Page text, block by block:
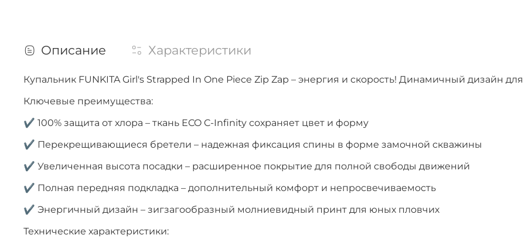
Описание Характеристики
Купальник FUNKITA Girl's Strapped In One Piece Zip Zap – энергия и скорость! Динамичный дизайн
Ключевые преимущества:
✔ 100% защита от хлора – ткань ECO C-Infinity сохраняет цвет и форму
✔ Перекрещивающиеся бретели – надежная фиксация спины в форме замочной скважины
✔ Увеличенная высота посадки – расширенное покрытие для полной свободы движений
✔ Полная передняя подкладка – дополнительный комфорт и непросвечиваемость
✔ Энергичный дизайн – зигзагообразный молниевидный принт для юных пловчих
Технические характеристики: